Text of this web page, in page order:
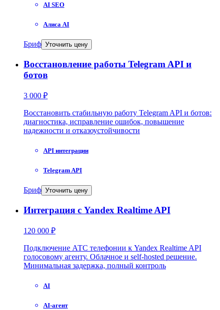
AI SEO
Алиса AI
Бриф Уточнить цену
Восстановление работы Telegram API и
ботов
3 000 ₽
Восстановить стабильную работу Telegram API и ботов:
диагностика, исправление ошибок, повышение
надежности и отказоустойчивости
API интеграции
Telegram API
Бриф Уточнить цену
Интеграция с Yandex Realtime API
120 000 ₽
Подключение АТС телефонии к Yandex Realtime API
голосовому агенту. Облачное и self-hosted решение.
Минимальная задержка, полный контроль
AI
AI-агент